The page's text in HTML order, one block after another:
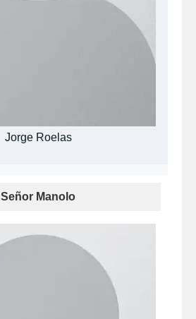
Jorge Roelas
Señor Manolo